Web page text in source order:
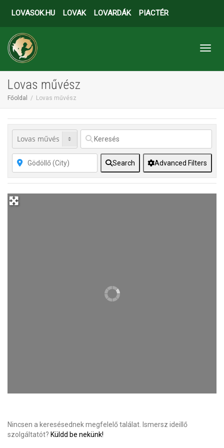
LOVASOK.HU LOVAK LOVARDÁK PIACTÉR
Lovas művész
Főoldal Lovas művész
Search Advanced Filters
Nincsen a keresésednek megfelelő találat. Ismersz ideillő
szolgáltatót? Küldd be nekünk!